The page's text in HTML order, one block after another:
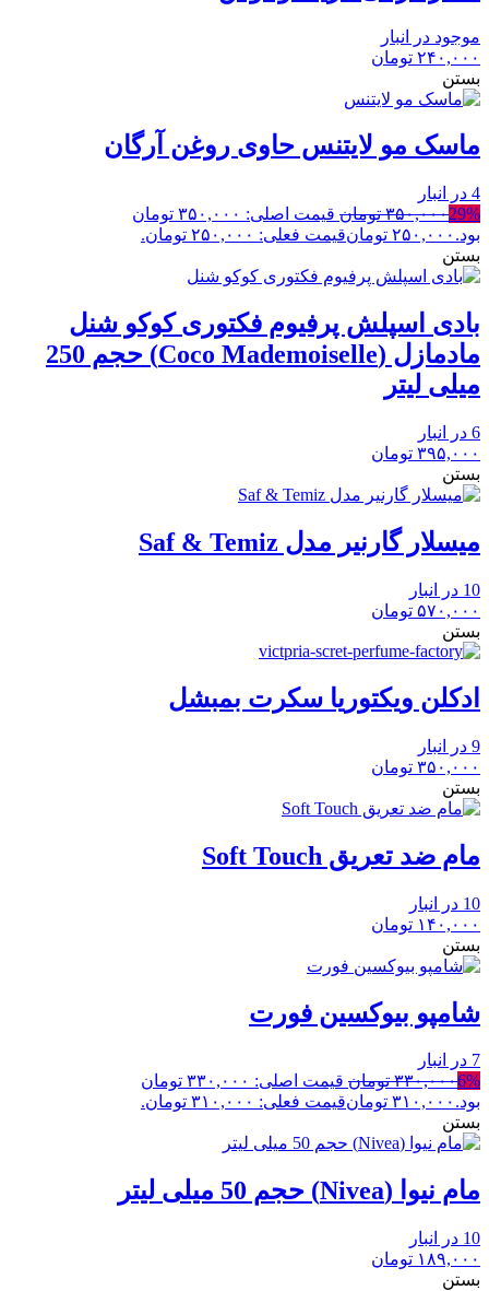
موجود در انبار
۲۴۰,۰۰۰ تومان
بستن
ماسک مو لایتنس حاوی روغن آرگان
4 در انبار
29%۳۵۰,۰۰۰ تومان
قیمت اصلی: ۳۵۰,۰۰۰ تومان
بود. ۲۵۰,۰۰۰ تومانقیمت فعلی: ۲۵۰,۰۰۰ تومان.
بستن
بادی اسپلش پرفیوم فکتوری کوکو شنل
مادمازل (Coco Mademoiselle) حجم 250
میلی لیتر
6 در انبار
۳۹۵,۰۰۰ تومان
بستن
میسلار گارنیر مدل Saf & Temiz
10 در انبار
۵۷۰,۰۰۰ تومان
بستن
ادکلن ویکتوریا سکرت بمبشل
9 در انبار
۳۵۰,۰۰۰ تومان
بستن
مام ضد تعریق Soft Touch
10 در انبار
۱۴۰,۰۰۰ تومان
بستن
شامپو بیوکسین فورت
7 در انبار
6%۳۳۰,۰۰۰ تومان
قیمت اصلی: ۳۳۰,۰۰۰ تومان
بود. ۳۱۰,۰۰۰ تومانقیمت فعلی: ۳۱۰,۰۰۰ تومان.
بستن
مام نیوا (Nivea) حجم 50 میلی لیتر
10 در انبار
۱۸۹,۰۰۰ تومان
بستن